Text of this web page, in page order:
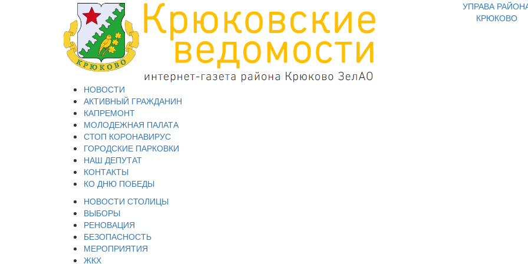
УПРАВА
КРЮКОВО
НОВОСТИ
АКТИВНЫЙ ГРАЖДАНИН
КАПРЕМОНТ
МОЛОДЕЖНАЯ ПАЛАТА
СТОП КОРОНАВИРУС
ГОРОДСКИЕ ПАРКОВКИ
НАШ ДЕПУТАТ
КОНТАКТЫ
КО ДНЮ ПОБЕДЫ
НОВОСТИ СТОЛИЦЫ
ВЫБОРЫ
РЕНОВАЦИЯ
БЕЗОПАСНОСТЬ
МЕРОПРИЯТИЯ
ЖКХ